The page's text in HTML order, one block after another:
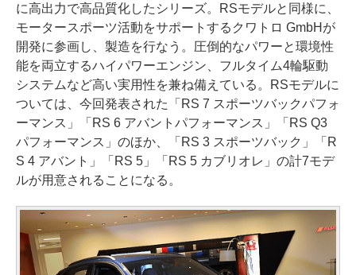
に高出力で高品質化したシリーズ。RSモデルと同様に、
モータースポーツ活動をサポートするクワトロ GmbHが
開発に参画し、製造を行なう。圧倒的なパワーと環境性
能を両立するハイパワーエンジン、フルタイム4輪駆動
システムなど高い実用性を兼ね備えている。RSモデルに
ついては、今回発表された「RS 7 スポーツバックパフォ
ーマンス」「RS 6 アバントパフォーマンス」「RS Q3
パフォーマンス」のほか、「RS 3 スポーツバック」「R
S 4 アバント」「RS 5」「RS 5 カブリオレ」の計7モデ
ルが用意されることになる。